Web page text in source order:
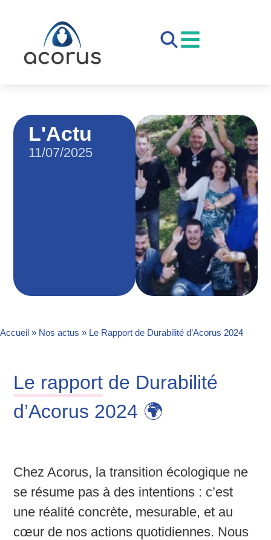
L'Actu
11/07/2025
Accueil » Nos actus » Le Rapport de Durabilité d’Acorus 2024
Le rapport de Durabilité
d’Acorus 2024 🌍
Chez Acorus, la transition écologique ne
se résume pas à des intentions : c’est
une réalité concrète, mesurable, et au
cœur de nos actions quotidiennes. Nous